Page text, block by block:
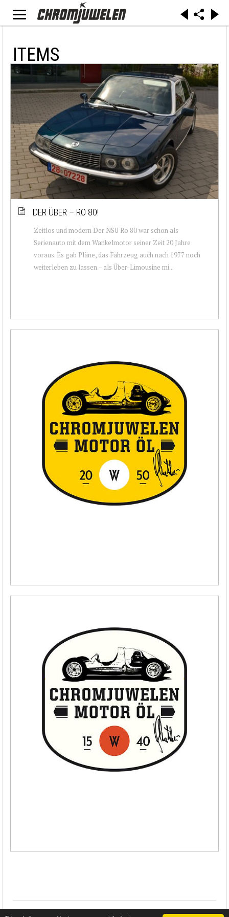
ITEMS
DER ÜBER – RO 80!
Zeitlos und modern Der NSU Ro 80 war schon als
Serienauto mit dem Wankelmotor seiner Zeit 20 Jahre
voraus. Es gab Pläne, das Fahrzeug auch nach 1977 noch
weiterleben zu lassen – als Über-Limousine mi...